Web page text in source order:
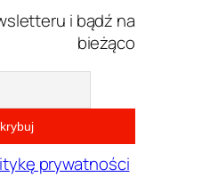
i bądź na
bieżąco
prywatności